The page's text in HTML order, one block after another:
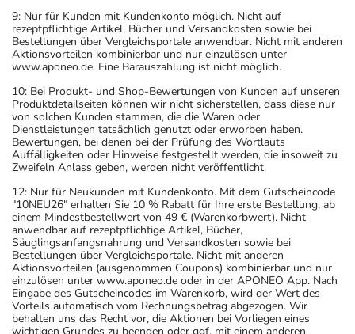
9: Nur für Kunden mit Kundenkonto möglich. Nicht auf
rezeptpflichtige Artikel, Bücher und Versandkosten sowie bei
Bestellungen über Vergleichsportale anwendbar. Nicht mit anderen
Aktionsvorteilen kombinierbar und nur einzulösen unter
www.aponeo.de. Eine Barauszahlung ist nicht möglich.
10: Bei Produkt- und Shop-Bewertungen von Kunden auf unseren
Produktdetailseiten können wir nicht sicherstellen, dass diese nur
von solchen Kunden stammen, die die Waren oder
Dienstleistungen tatsächlich genutzt oder erworben haben.
Bewertungen, bei denen bei der Prüfung des Wortlauts
Auffälligkeiten oder Hinweise festgestellt werden, die insoweit zu
Zweifeln Anlass geben, werden nicht veröffentlicht.
12: Nur für Neukunden mit Kundenkonto. Mit dem Gutscheincode
"10NEU26" erhalten Sie 10 % Rabatt für Ihre erste Bestellung, ab
einem Mindestbestellwert von 49 € (Warenkorbwert). Nicht
anwendbar auf rezeptpflichtige Artikel, Bücher,
Säuglingsanfangsnahrung und Versandkosten sowie bei
Bestellungen über Vergleichsportale. Nicht mit anderen
Aktionsvorteilen (ausgenommen Coupons) kombinierbar und nur
einzulösen unter www.aponeo.de oder in der APONEO App. Nach
Eingabe des Gutscheincodes im Warenkorb, wird der Wert des
Vorteils automatisch vom Rechnungsbetrag abgezogen. Wir
behalten uns das Recht vor, die Aktionen bei Vorliegen eines